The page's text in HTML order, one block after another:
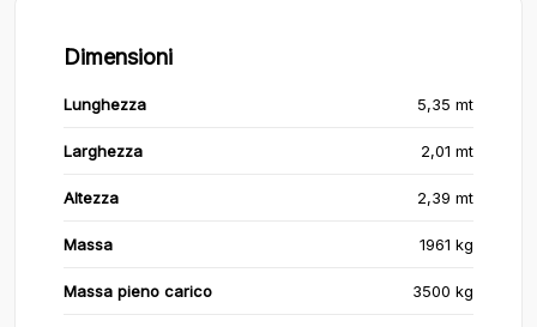
Dimensioni
Lunghezza 5,35 mt
Larghezza 2,01 mt
Altezza 2,39 mt
Massa 1961 kg
Massa pieno carico 3500 kg